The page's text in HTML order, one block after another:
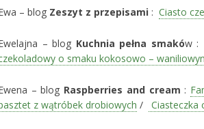
– blog Zeszyt z przepisami : Ciasto
– blog Kuchnia pełna smaków
o smaku kokosowo –
– blog Raspberries and cream :
z wątróbek drobiowych / Ciasteczka